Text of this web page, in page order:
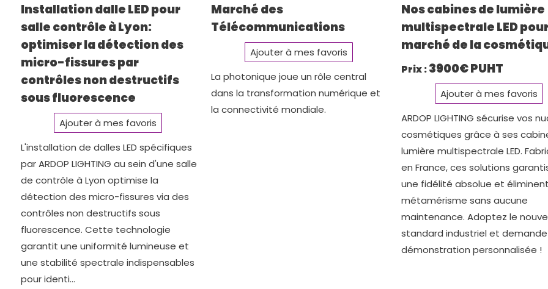
Installation dalle LED pour
salle contrôle à Lyon:
optimiser la détection des
micro-fissures par
contrôles non destructifs
sous fluorescence
Ajouter à mes favoris
L'installation de dalles LED spécifiques
par ARDOP LIGHTING au sein d'une salle
de contrôle à Lyon optimise la
détection des micro-fissures via des
contrôles non destructifs sous
fluorescence. Cette technologie
garantit une uniformité lumineuse et
une stabilité spectrale indispensables
pour identi...
Marché des
Télécommunications
Ajouter à mes favoris
La photonique joue un rôle central
dans la transformation numérique et
la connectivité mondiale.
Nos cabines de lumière
multispectrale LED
marché de la
Prix :3900€ PUHT
Ajouter à mes favoris
ARDOP LIGHTING sécurise vos
cosmétiques grâce à ses
lumière multispectrale LED.
en France, ces solutions
une fidélité absolue et
métamérisme sans aucune
maintenance. Adoptez le
standard industriel et
démonstration personnalisée !